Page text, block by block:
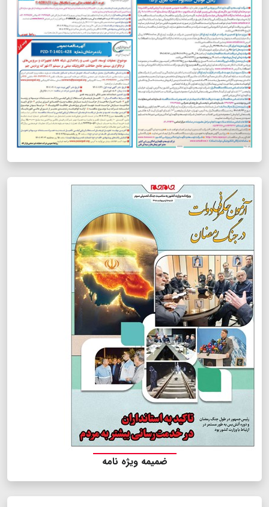
ضمیمه ویژه نامه